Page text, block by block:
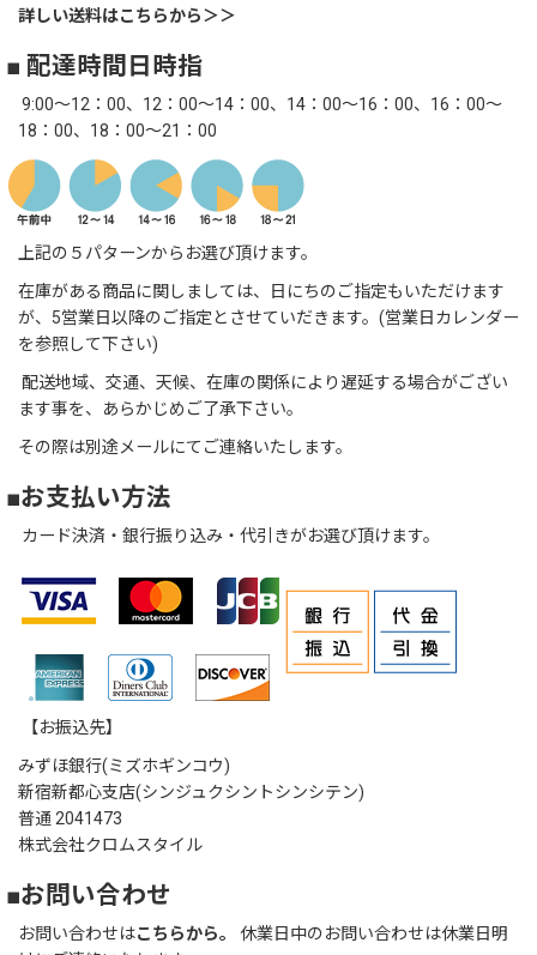
詳しい送料はこちらから＞＞
■ 配達時間日時指
9:00～12：00、12：00～14：00、14：00～16：00、16：00～
18：00、18：00～21：00
上記の５パターンからお選び頂けます。
在庫がある商品に関しましては、日にちのご指定もいただけます
が、5営業日以降のご指定とさせていだきます。(営業日カレンダー
を参照して下さい)
配送地域、交通、天候、在庫の関係により遅延する場合がござい
ます事を、あらかじめご了承下さい。
その際は別途メールにてご連絡いたします。
■お支払い方法
カード決済・銀行振り込み・代引きがお選び頂けます。
【お振込先】
みずほ銀行(ミズホギンコウ)
新宿新都心支店(シンジュクシントシンシテン)
普通 2041473
株式会社クロムスタイル
■お問い合わせ
お問い合わせはこちらから。
休業日中のお問い合わせは休業日明